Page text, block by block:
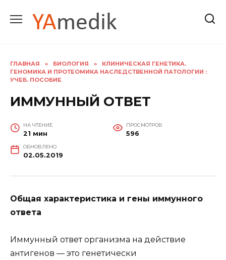
содержанию
ГЛАВНАЯ » БИОЛОГИЯ »
КЛИНИЧЕСКАЯ ГЕНЕТИКА.
ГЕНОМИКА И ПРОТЕОМИКА НАСЛЕДСТВЕННОЙ ПАТОЛОГИИ :
УЧЕБ. ПОСОБИЕ
ИММУННЫЙ ОТВЕТ
НА ЧТЕНИЕ
21 мин
ПРОСМОТРОВ
596
ОБНОВЛЕНО
02.05.2019
Общая характеристика и гены иммунного
ответа
Иммунный ответ организма на действие
антигенов — это генетически